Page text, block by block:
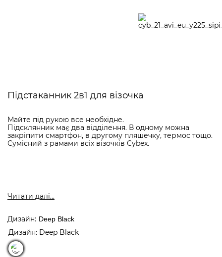
Підстаканник 2в1 для візочка
Майте під рукою все необхідне.
Підсклянник має два відділення. В одному можна
закріпити смартфон, в другому пляшечку, термос тощо.
Сумісний з рамами всіх візочків Cybex.
Читати далi...
Дизайн Deep Black
Дизайн: Deep Black